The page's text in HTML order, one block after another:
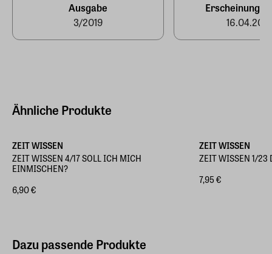
Ausgabe
3/2019
16.04.2019
Ähnliche Produkte
ZEIT WISSEN
ZEIT WISSEN 4/17 SOLL ICH MICH
EINMISCHEN?
6,90 €
ZEIT WISSEN
ZEIT WISSEN 1/
7,95 €
Dazu passende Produkte